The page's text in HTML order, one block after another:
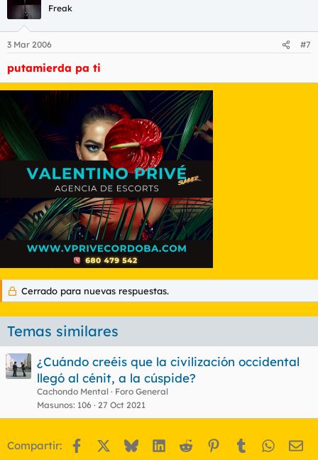
Freak
3 Mar 2006 #7
putamierda pa ti
Cerrado para nuevas respuestas.
Temas similares
¿Cuándo creéis que la civilización occidental
llegó al cénit, a la cúspide?
Cachondo Mental
Foro General
Masunos 106 27 Oct 2021
Compartir: Facebook BlueskyLinkedIn
Reddit Pinterest
Tumblr